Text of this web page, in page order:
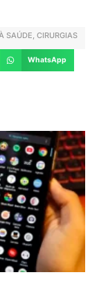
SAÚDE, CIRURGIAS
WhatsApp